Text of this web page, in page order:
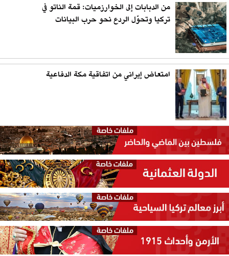
من الدبابات إلى الخوارزميات: قمة الناتو في
تركيا وتحوّل الردع نحو حرب البيانات
امتعاض إيراني من اتفاقية مكة الدفاعية